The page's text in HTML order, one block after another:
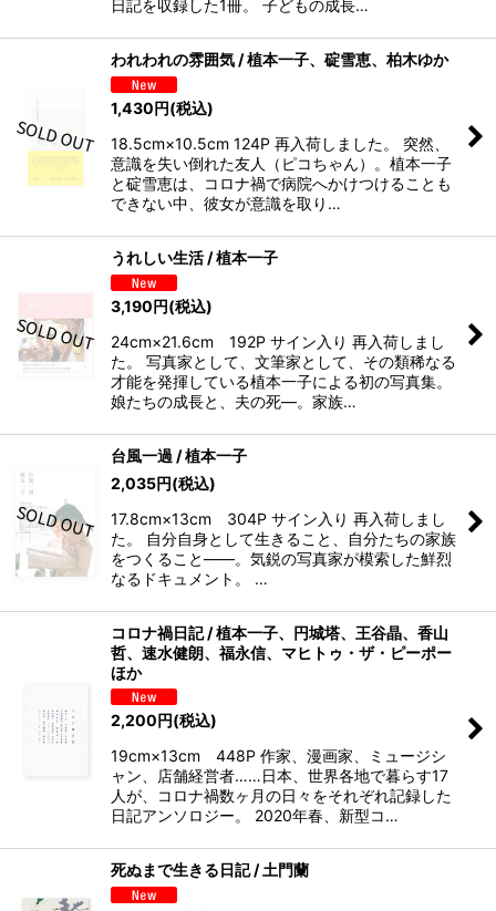
日記を収録した1冊。 子どもの成長…
われわれの雰囲気 / 植本一子、碇雪恵、柏木ゆか
1,430円(税込)
18.5cm×10.5cm 124P 再入荷しました。 突然、
意識を失い倒れた友人（ピコちゃん）。植本一子
と碇雪恵は、コロナ禍で病院へかけつけることも
できない中、彼女が意識を取り…
うれしい生活 / 植本一子
3,190円(税込)
24cm×21.6cm 192P サイン入り 再入荷しまし
た。 写真家として、文筆家として、その類稀なる
才能を発揮している植本一子による初の写真集。
娘たちの成長と、夫の死―。家族…
台風一過 / 植本一子
2,035円(税込)
17.8cm×13cm 304P サイン入り 再入荷しまし
た。 自分自身として生きること、自分たちの家族
をつくること――。気鋭の写真家が模索した鮮烈
なるドキュメント。 …
コロナ禍日記 / 植本一子、円城塔、王谷晶、香山
哲、速水健朗、福永信、マヒトゥ・ザ・ピーポー
ほか
2,200円(税込)
19cm×13cm 448P 作家、漫画家、ミュージシ
ャン、店舗経営者……日本、世界各地で暮らす17
人が、コロナ禍数ヶ月の日々をそれぞれ記録した
日記アンソロジー。 2020年春、新型コ…
死ぬまで生きる日記 / 土門蘭